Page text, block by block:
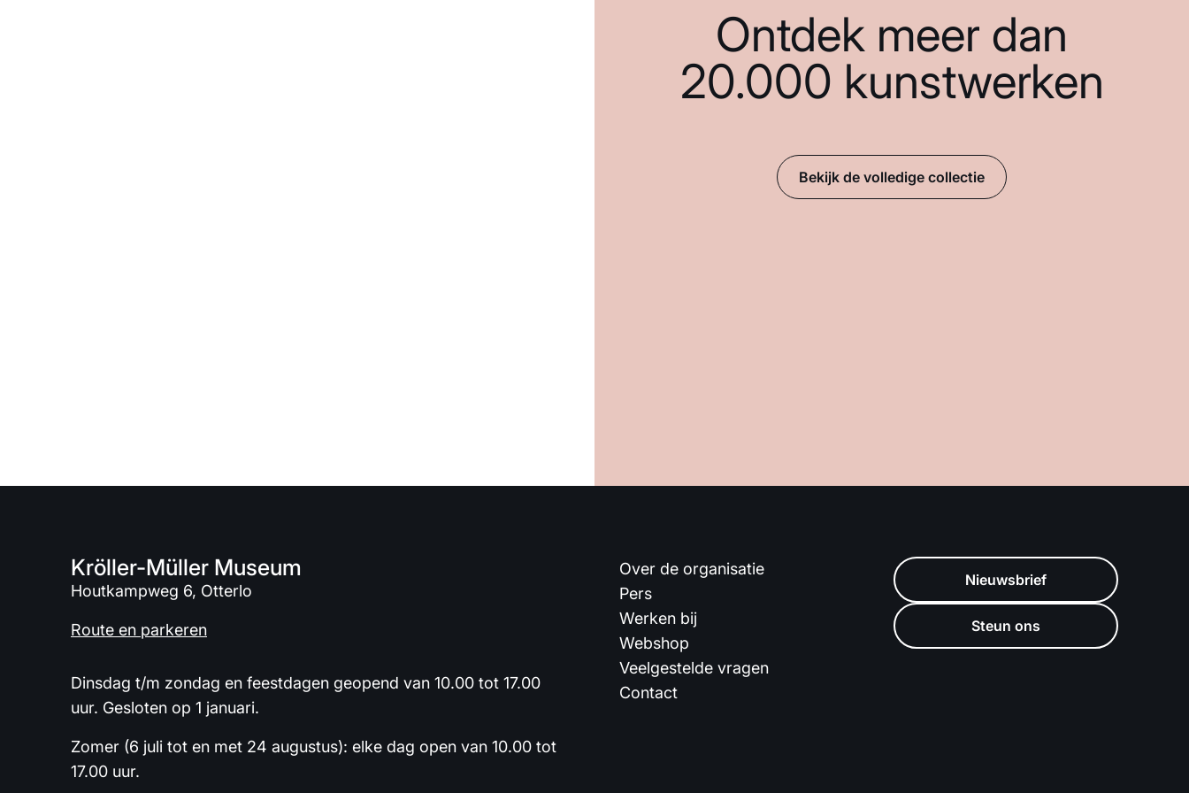
Ontdek meer dan
20.000 kunstwerken
Bekijk de volledige collectie
Kröller-Müller Museum
Houtkampweg 6, Otterlo
Route en parkeren
Dinsdag t/m zondag en feestdagen geopend van 10.00 tot 17.00
uur. Gesloten op 1 januari.
Zomer (6 juli tot en met 24 augustus): elke dag open van 10.00 tot
17.00 uur.
Over de organisatie
Pers
Werken bij
Webshop
Veelgestelde vragen
Contact
Nieuwsbrief
Steun ons